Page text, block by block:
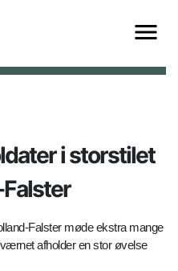
i storstilet
Falster møde ekstra mange
afholder en stor øvelse